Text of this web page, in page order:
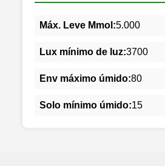
Máx. Leve Mmol:5.000
Lux mínimo de luz:3700
Env máximo úmido:80
Solo mínimo úmido:15